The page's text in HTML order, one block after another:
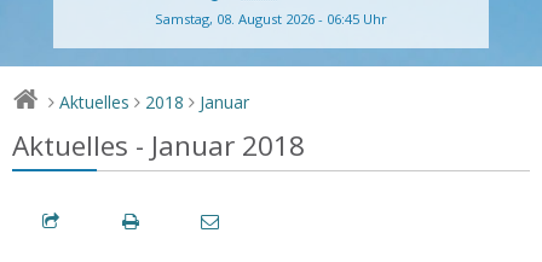
Samstag, 08. August 2026 - 06:45 Uhr
> Aktuelles > 2018 > Januar
Aktuelles - Januar 2018